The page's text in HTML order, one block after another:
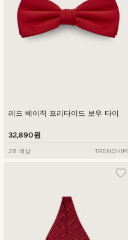
레드 베이직 프리타이드 보우 타이
32,890원
29 색상 TRENDHIM